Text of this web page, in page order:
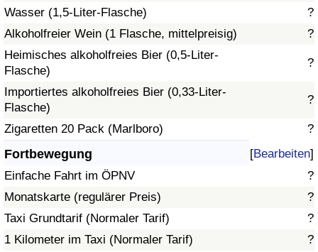
Wasser (1,5-Liter-Flasche)
?
Alkoholfreier Wein (1 Flasche, mittelpreisig)
?
Heimisches alkoholfreies Bier (0,5-Liter-
Flasche)
?
Importiertes alkoholfreies Bier (0,33-Liter-
Flasche)
?
Zigaretten 20 Pack (Marlboro) ?
Fortbewegung [Bearbeiten]
Einfache Fahrt im ÖPNV
?
Monatskarte (regulärer Preis)
?
Taxi Grundtarif (Normaler Tarif)
?
1 Kilometer im Taxi (Normaler Tarif)
?
Verkehrs-Index (aktuell)
Verkehrs-Index nach Land